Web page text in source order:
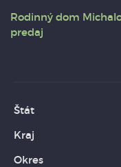
Rodinný dom
predaj
Štát
Kraj
Okres